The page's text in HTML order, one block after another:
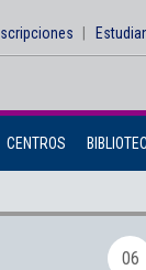
CENTROS
06